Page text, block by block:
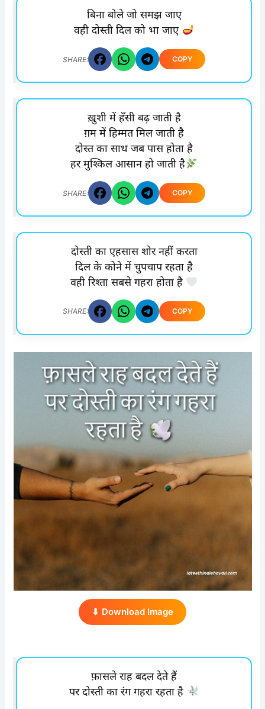
बिना बोले जो समझ जाए
वही दोस्ती दिल को भा जाए
SHARE: COPY
ख़ुशी में हँसी बढ़ जाती है
ग़म में हिम्मत मिल जाती है
दोस्त का साथ जब पास होता है
हर मुश्किल आसान हो जाती है
SHARE: COPY
दोस्ती का एहसास शोर नहीं करता
दिल के कोने में चुपचाप रहता है
वही रिश्ता सबसे गहरा होता है
SHARE: COPY
⬇ Download Image
फ़ासले राह बदल देते हैं
पर दोस्ती का रंग गहरा रहता है